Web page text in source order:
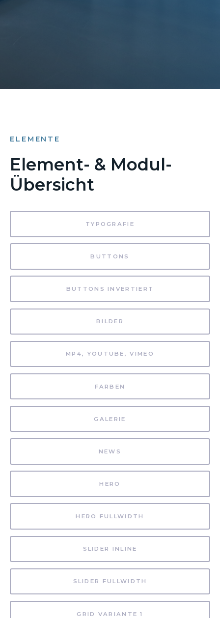
ELEMENTE
Element- & Modul-
Übersicht
TYPOGRAFIE
BUTTONS
BUTTONS INVERTIERT
BILDER
MP4, YOUTUBE, VIMEO
FARBEN
GALERIE
NEWS
HERO
HERO FULLWIDTH
SLIDER INLINE
SLIDER FULLWIDTH
GRID VARIANTE 1